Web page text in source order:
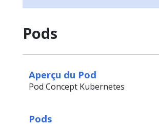
Pods
Aperçu du Pod
Pod Concept Kubernetes
Pods